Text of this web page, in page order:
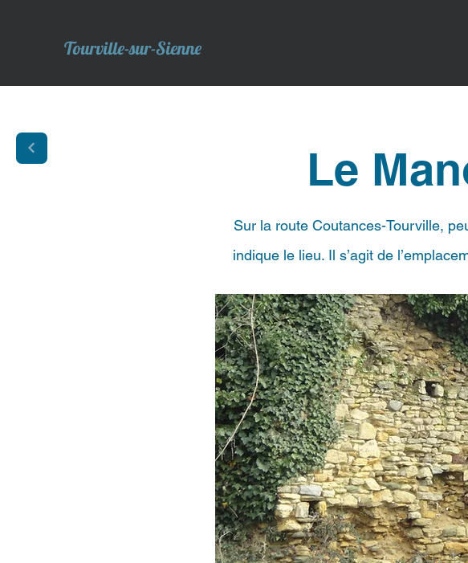
Tourville-sur-Sienne
Le
Sur la route Coutances-Tourville,
indique le lieu. Il s’agit de